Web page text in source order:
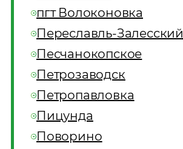
пгт Волоконовка
Переславль-Залесский
Песчанокопское
Петрозаводск
Петропавловка
Пицунда
Поворино